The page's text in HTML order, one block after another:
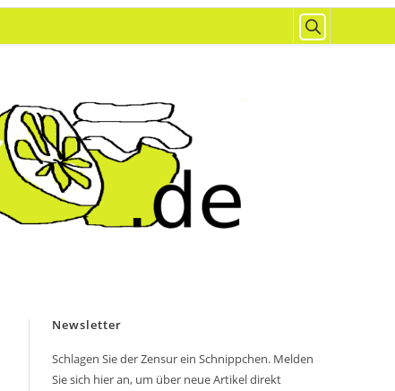
Newsletter
Schlagen Sie der Zensur ein Schnippchen. Melden
Sie sich hier an, um über neue Artikel direkt